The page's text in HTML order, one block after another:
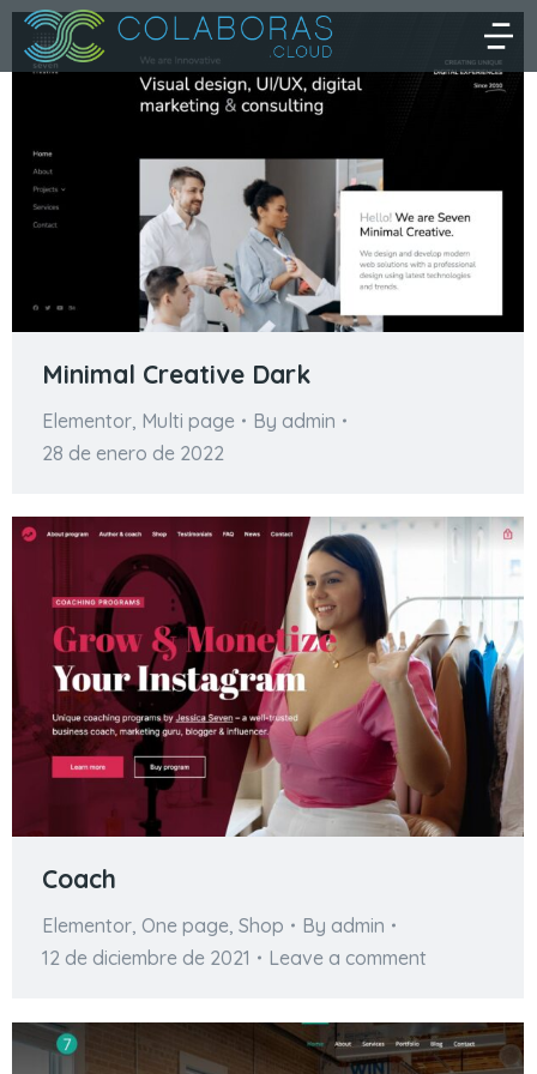
Minimal Creative Dark
Elementor Multi page By admin
28 de enero de 2022
Coach
Elementor One page Shop By admin
12 de diciembre de 2021
Leave a comment